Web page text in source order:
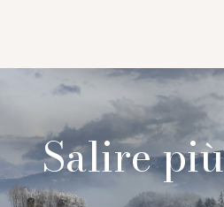
Salire